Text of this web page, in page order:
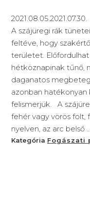
2021.08.05.2021.07.30.
A szájüregi rák
feltéve, hogy
területet.
hétköznapinak tűnő,
daganatos
azonban
felismerjük. A
fehér vagy vörös folt,
nyelven, az arc belső ...
Kategória Fogászati